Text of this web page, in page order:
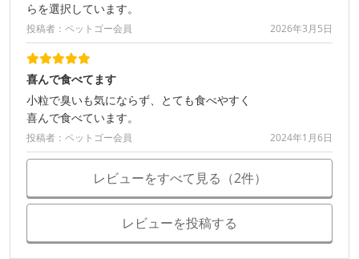
らを選択しています。
投稿者：ペットゴー会員 2026年3月5日
喜んで食べてます
小粒で臭いも気にならず、とても食べやすく
喜んで食べています。
投稿者：ペットゴー会員 2024年1月6日
レビューをすべて見る（2件）
レビューを投稿する